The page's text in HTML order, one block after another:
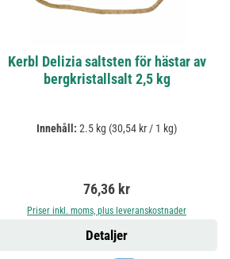
Kerbl Delizia saltsten för hästar av
bergkristallsalt 2,5 kg
Innehåll: 2.5 kg (30,54 kr / 1 kg)
Ordinarie pris:
76,36 kr
Priser inkl. moms, plus leveranskostnader
Detaljer